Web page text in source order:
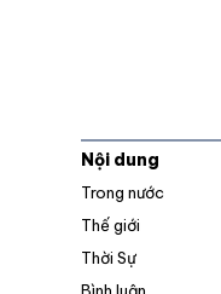
Nội dung
Trong nước
Thế giới
Thời Sự
Bình luận